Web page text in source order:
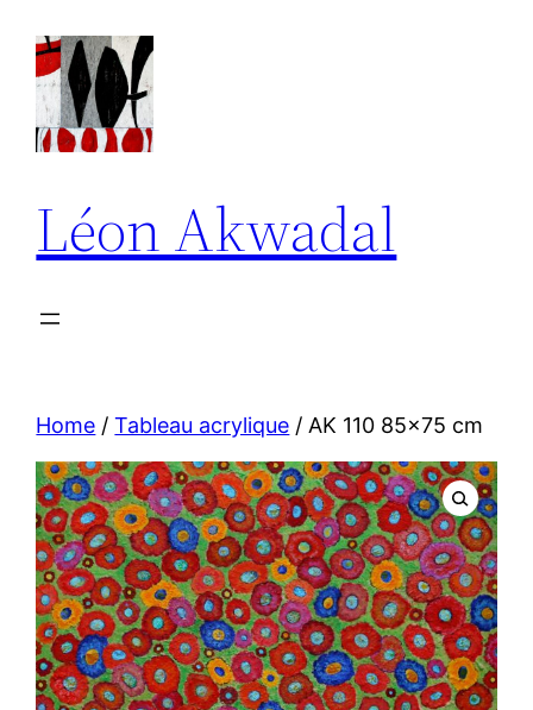
contenu
Léon Akwadal
Home /Tableau acrylique / AK 110 85×75 cm